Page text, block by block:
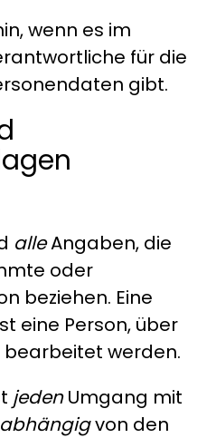
wenn es im
für die
gibt.
alleAngaben, die
oder
beziehen. Eine
eine Person, über
werden.
jedenUmgang mit
von den